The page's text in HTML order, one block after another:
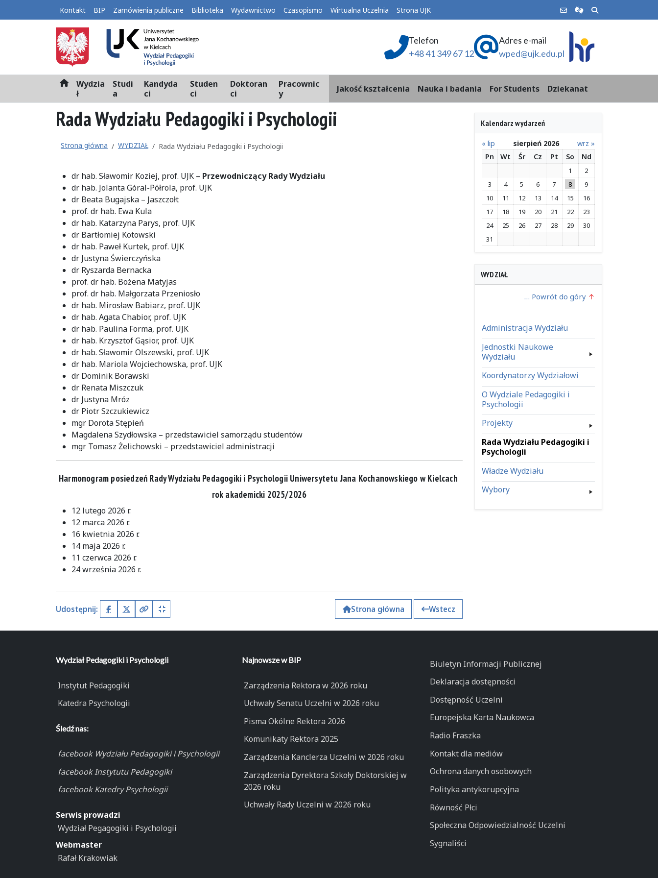
Kontakt BIP Zamówienia publiczne Biblioteka Wydawnictwo Czasopismo Wirtualna Uczelnia Strona UJK
Telefon
+48 41 349 67 12
Adres e-mail
wped@ujk.edu.pl
H
m
e
Wydzia
ł
Studi
a
Kandyda
ci
Studen
ci
Doktoran
ci
Pracownic
y
Jakość kształcenia Nauka i badania For Students Dziekanat
Rada Wydziału Pedagogiki i Psychologii
Strona główna WYDZIAŁ Rada Wydziału Pedagogiki i Psychologii
dr hab. Sławomir Koziej, prof. UJK – Przewodniczący Rady Wydziału
dr hab. Jolanta Góral-Półrola, prof. UJK
dr Beata Bugajska – Jaszczołt
prof. dr hab. Ewa Kula
dr hab. Katarzyna Parys, prof. UJK
dr Bartłomiej Kotowski
dr hab. Paweł Kurtek, prof. UJK
dr Justyna Świerczyńska
dr Ryszarda Bernacka
prof. dr hab. Bożena Matyjas
prof. dr hab. Małgorzata Przeniosło
dr hab. Mirosław Babiarz, prof. UJK
dr hab. Agata Chabior, prof. UJK
dr hab. Paulina Forma, prof. UJK
dr hab. Krzysztof Gąsior, prof. UJK
dr hab. Sławomir Olszewski, prof. UJK
dr hab. Mariola Wojciechowska, prof. UJK
dr Dominik Borawski
dr Renata Miszczuk
dr Justyna Mróz
dr Piotr Szczukiewicz
mgr Dorota Stępień
Magdalena Szydłowska – przedstawiciel samorządu studentów
mgr Tomasz Żelichowski – przedstawiciel administracji
Harmonogram posiedzeń Rady Wydziału Pedagogiki i Psychologii Uniwersytetu Jana Kochanowskiego w Kielcach
rok akademicki 2025/2026
12 lutego 2026 r.
12 marca 2026 r.
16 kwietnia 2026 r.
14 maja 2026 r.
11 czerwca 2026 r.
24 września 2026 r.
Udostępnij: FacebookX (Twitter)
Kopiuj pełny link
Kopiuj krótki link Strona główna Wstecz
Kalendarz wydarzeń
« lip sierpień 2026
wrz »
Pn
Wt Śr Cz Pt So Nd
1
2
3
4 5 6 7 8
9
10
11 12 13 14 15
16
17
18 19 20 21 22
23
24
25 26 27 28 29
30
31
WYDZIAŁ
… Powrót do góry
Administracja Wydziału
Jednostki Naukowe
Wydziału
Koordynatorzy Wydziałowi
O Wydziale Pedagogiki i
Psychologii
Projekty
Rada Wydziału Pedagogiki i
Psychologii
Władze Wydziału
Wybory
Wydział Pedagogiki i Psychologii
Instytut Pedagogiki
Katedra Psychologii
Śledź nas:
facebook Wydziału Pedagogiki i Psychologii
facebook Instytutu Pedagogiki
facebook Katedry Psychologii
Serwis prowadzi
Wydział Pegagogiki i Psychologii
Webmaster
Rafał Krakowiak
Najnowsze w BIP
Zarządzenia Rektora w 2026 roku
Uchwały Senatu Uczelni w 2026 roku
Pisma Okólne Rektora 2026
Komunikaty Rektora 2025
Zarządzenia Kanclerza Uczelni w 2026 roku
Zarządzenia Dyrektora Szkoły Doktorskiej w
2026 roku
Uchwały Rady Uczelni w 2026 roku
Biuletyn Informacji Publicznej
Deklaracja dostępności
Dostępność Uczelni
Europejska Karta Naukowca
Radio Fraszka
Kontakt dla mediów
Ochrona danych osobowych
Polityka antykorupcyjna
Równość Płci
Społeczna Odpowiedzialność Uczelni
Sygnaliści